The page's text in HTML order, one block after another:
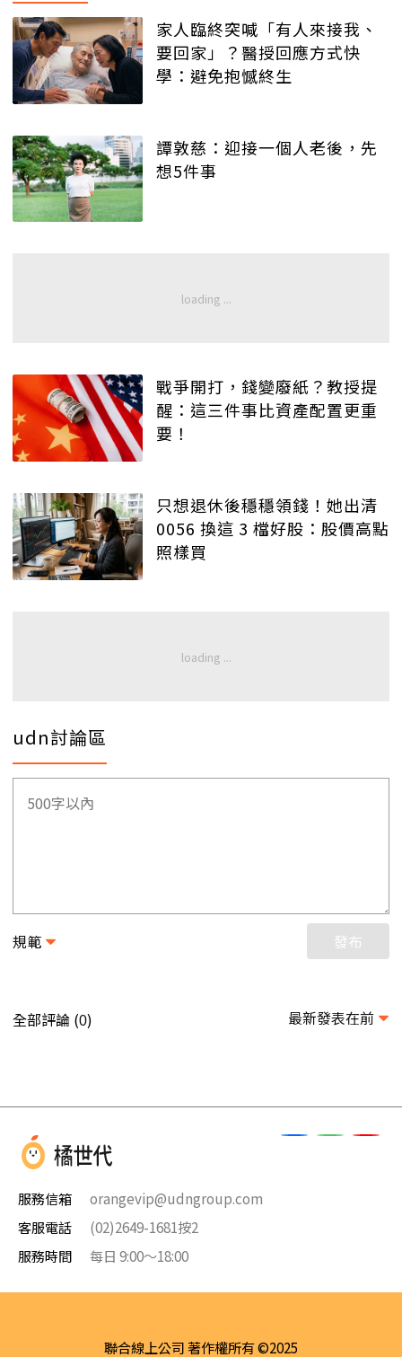
家人臨終突喊「有人來接我、
要回家」？醫授回應方式快
學：避免抱憾終生
譚敦慈：迎接一個人老後，先
想5件事
戰爭開打，錢變廢紙？教授提
醒：這三件事比資產配置更重
要！
只想退休後穩穩領錢！她出清
0056 換這 3 檔好股：股價高點
照樣買
udn討論區
規範 發布
全部評論 (0) 最新發表在前
服務信箱
orangevip@udngroup.com
客服電話
(02)2649-1681按2
服務時間
每日 9:00～18:00
聯合線上公司 著作權所有 ©2025